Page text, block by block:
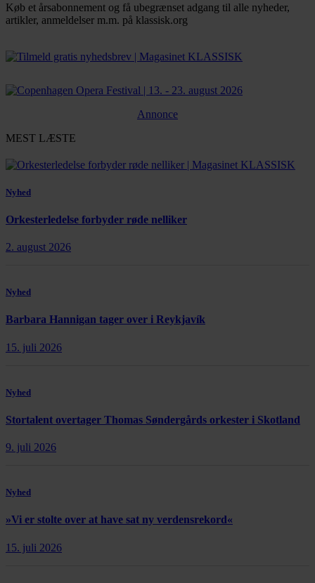
Køb et årsabonnement og få ubegrænset adgang til alle nyheder,
artikler, anmeldelser m.m. på klassisk.org
Annonce
MEST LÆSTE
Nyhed
Orkesterledelse forbyder røde nelliker
2. august 2026
Nyhed
Barbara Hannigan tager over i Reykjavík
15. juli 2026
Nyhed
Stortalent overtager Thomas Søndergårds orkester i Skotland
9. juli 2026
Nyhed
»Vi er stolte over at have sat ny verdensrekord«
15. juli 2026